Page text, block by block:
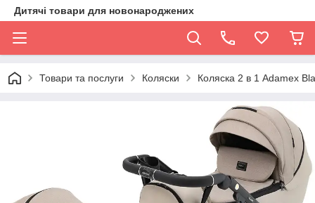
Дитячі товари для новонароджених
Товари та послуги Коляски Коляска 2 в 1 Adamex